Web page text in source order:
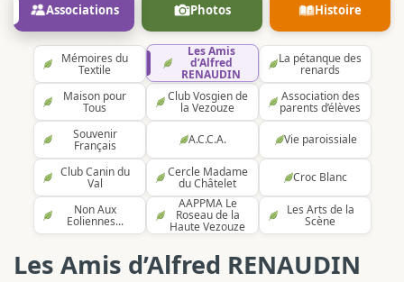
Associations Photos Histoire
Mémoires du
Textile
Les Amis
d’Alfred
RENAUDIN
La pétanque des
renards
Maison pour
Tous
Club Vosgien de
la Vezouze
Association des
parents d’élèves
Souvenir
Français A.C.C.A. Vie paroissiale
Club Canin du
Val
Cercle Madame
du Châtelet Croc Blanc
Non Aux
Eoliennes...
AAPPMA Le
Roseau de la
Haute Vezouze
Les Arts de la
Scène
Les Amis d’Alfred RENAUDIN